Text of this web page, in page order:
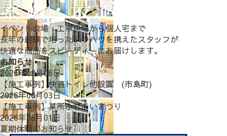
イベント会場・工事現場から個人宅まで
長年の経験で培ったノウハウを携えたスタッフが
快適な商品をスピーディーにお届けします。
お知らせ
2026年08月06日
【施工事例】快適トイレ他設置 (市島町)
2026年08月03日
【施工事例】某所ふれあいまつり
2026年08月01日
夏期休暇のお知らせ